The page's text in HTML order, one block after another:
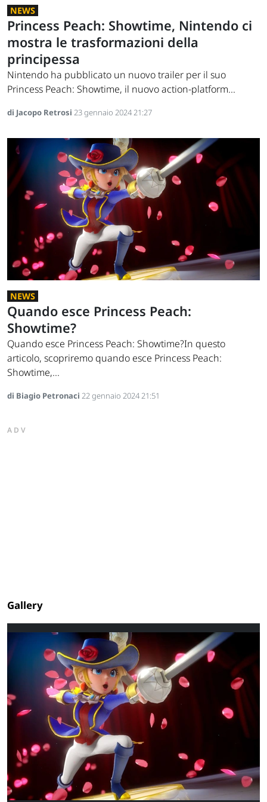
NEWS
Princess Peach: Showtime, Nintendo ci
mostra le trasformazioni della
principessa
Nintendo ha pubblicato un nuovo trailer per il suo
Princess Peach: Showtime, il nuovo action-platform...
di Jacopo Retrosi 23 gennaio 2024 21:27
NEWS
Quando esce Princess Peach:
Showtime?
Quando esce Princess Peach: Showtime?In questo
articolo, scopriremo quando esce Princess Peach:
Showtime,...
di Biagio Petronaci 22 gennaio 2024 21:51
ADV
Gallery